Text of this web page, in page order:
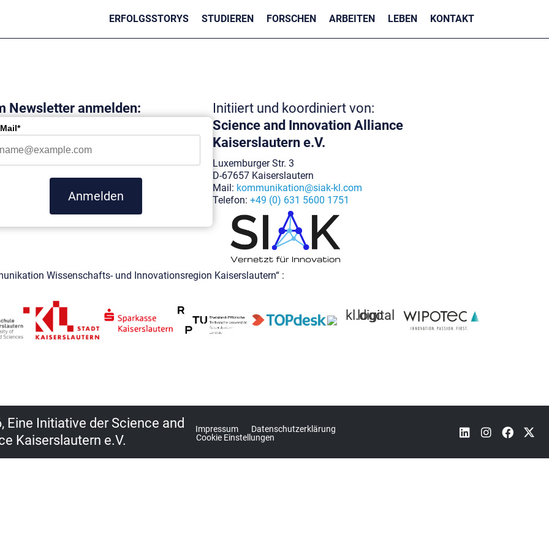
ERFOLGSSTORYS STUDIEREN FORSCHEN ARBEITEN LEBEN KONTAKT
Newsletter anmelden:
Anmelden
Initiiert und koordiniert von:
Science and Innovation Alliance
Kaiserslautern e.V.
Luxemburger Str. 3
D-67657 Kaiserslautern
Mail: kommunikation@siak-kl.com
Telefon:+49 (0) 631 5600 1751
Wissenschafts- und Innovationsregion Kaiserslautern“ :
Eine Initiative der Science and
Kaiserslautern e.V.
Impressum
Datenschutzerklärung
Cookie Einstellungen